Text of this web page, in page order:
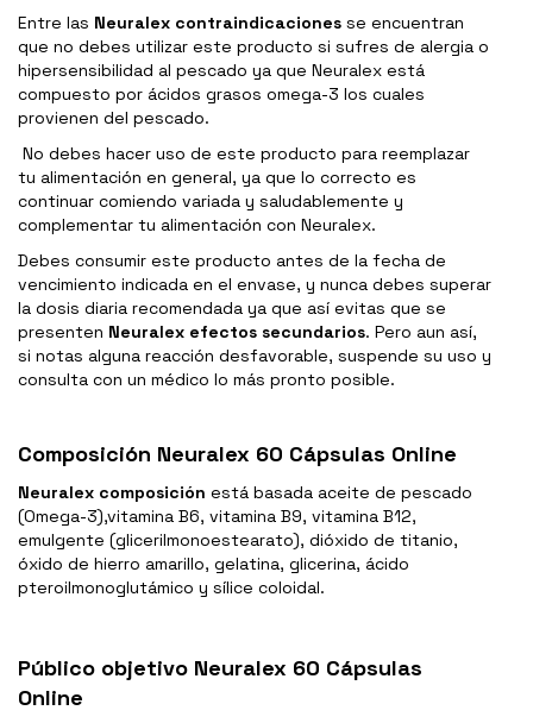
Entre las Neuralex contraindicaciones se encuentran
que no debes utilizar este producto si sufres de alergia o
hipersensibilidad al pescado ya que Neuralex está
compuesto por ácidos grasos omega-3 los cuales
provienen del pescado.
No debes hacer uso de este producto para reemplazar
tu alimentación en general, ya que lo correcto es
continuar comiendo variada y saludablemente y
complementar tu alimentación con Neuralex.
Debes consumir este producto antes de la fecha de
vencimiento indicada en el envase, y nunca debes superar
la dosis diaria recomendada ya que así evitas que se
presenten Neuralex efectos secundarios. Pero aun así,
si notas alguna reacción desfavorable, suspende su uso y
consulta con un médico lo más pronto posible.
Composición Neuralex 60 Cápsulas Online
Neuralex composición está basada aceite de pescado
(Omega-3),vitamina B6, vitamina B9, vitamina B12,
emulgente (glicerilmonoestearato), dióxido de titanio,
óxido de hierro amarillo, gelatina, glicerina, ácido
pteroilmonoglutámico y sílice coloidal.
Público objetivo Neuralex 60 Cápsulas
Online